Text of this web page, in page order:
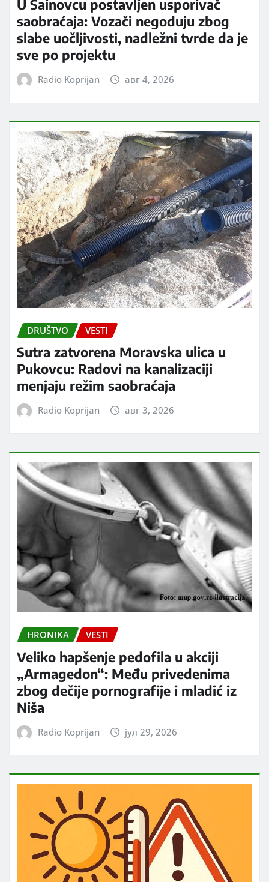
U Šainovcu postavljen usporivač
saobraćaja: Vozači negoduju zbog
slabe uočljivosti, nadležni tvrde da je
sve po projektu
Radio Koprijan авг 4, 2026
DRUŠTVO VESTI
Sutra zatvorena Moravska ulica u
Pukovcu: Radovi na kanalizaciji
menjaju režim saobraćaja
Radio Koprijan авг 3, 2026
HRONIKA VESTI
Veliko hapšenje pedofila u akciji
„Armagedon“: Među privedenima
zbog dečije pornografije i mladić iz
Niša
Radio Koprijan јул 29, 2026